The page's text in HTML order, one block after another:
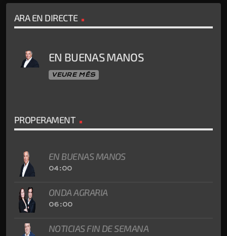
ARA EN DIRECTE
EN BUENAS MANOS
VEURE MÉS
PROPERAMENT
EN BUENAS MANOS
04:00
ONDA AGRARIA
06:00
NOTICIAS FIN DE SEMANA